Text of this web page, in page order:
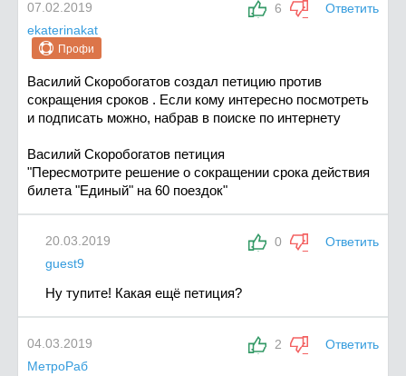
6 Ответить
07.02.2019
ekaterinakat
Профи
Василий Скоробогатов создал петицию против
сокращения сроков . Если кому интересно посмотреть
и подписать можно, набрав в поиске по интернету
Василий Скоробогатов петиция
"Пересмотрите решение о сокращении срока действия
билета "Единый" на 60 поездок"
0 Ответить
20.03.2019
guest9
Ну тупите! Какая ещё петиция?
2 Ответить
04.03.2019
МетроРаб